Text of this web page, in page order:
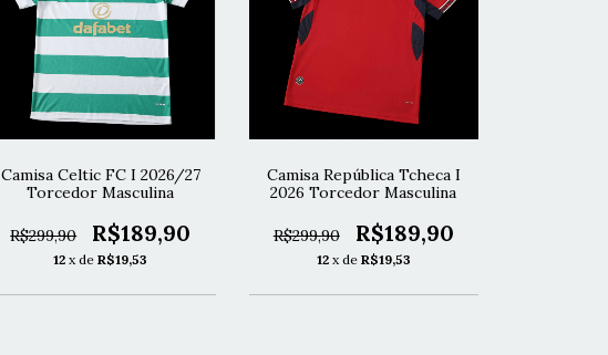
Camisa Celtic FC I 2026/27
Torcedor Masculina
R$299,90 R$189,90
12 x deR$19,53
Camisa República Tcheca I
2026 Torcedor Masculina
R$299,90 R$189,90
12 x de R$19,53